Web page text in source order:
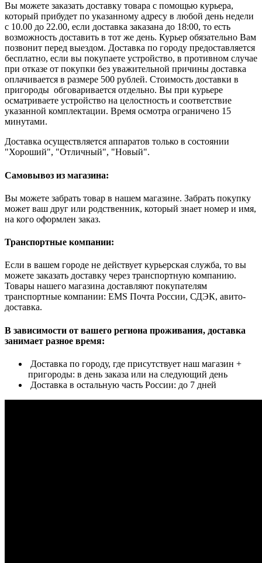
Вы можете заказать доставку товара с помощью курьера,
который прибудет по указанному адресу в любой день недели
с 10.00 до 22.00, если доставка заказана до 18:00, то есть
возможность доставить в тот же день. Курьер обязательно Вам
позвонит перед выездом. Доставка по городу предоставляется
бесплатно, если вы покупаете устройство, в противном случае
при отказе от покупки без уважительной причины доставка
оплачивается в размере 500 рублей. Стоимость доставки в
пригороды обговаривается отдельно. Вы при курьере
осматриваете устройство на целостность и соответствие
указанной комплектации. Время осмотра ограничено 15
минутами.
Доставка осуществляется аппаратов только в состоянии
"Хороший", "Отличный", "Новый".
Самовывоз из магазина:
Вы можете забрать товар в нашем магазине. Забрать покупку
может ваш друг или родственник, который знает номер и имя,
на кого оформлен заказ.
Транспортные компании:
Если в вашем городе не действует курьерская служба, то вы
можете заказать доставку через транспортную компанию.
Товары нашего магазина доставляют покупателям
транспортные компании: EMS Почта России, СДЭК, авито-
доставка.
В зависимости от вашего региона проживания, доставка
занимает разное время:
Доставка по городу, где присутствует наш магазин +
пригороды: в день заказа или на следующий день
Доставка в остальную часть России: до 7 дней